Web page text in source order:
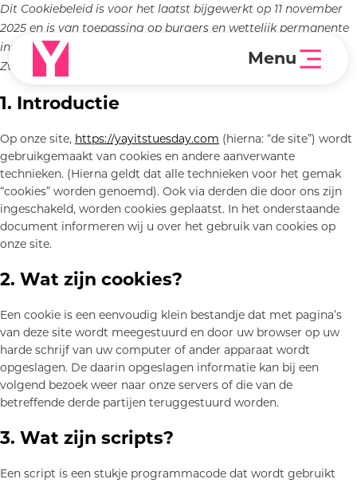
Menu
Dit Cookiebeleid is voor het laatst bijgewerkt op 11 november
2025 en is van toepassing op burgers en wettelijk permanente
inwoners van de Europese Economische Ruimte en
Zwitserland.
1. Introductie
Op onze site, https://yayitstuesday.com (hierna: “de site”) wordt
gebruikgemaakt van cookies en andere aanverwante
technieken. (Hierna geldt dat alle technieken voor het gemak
“cookies” worden genoemd). Ook via derden die door ons zijn
ingeschakeld, worden cookies geplaatst. In het onderstaande
document informeren wij u over het gebruik van cookies op
onze site.
2. Wat zijn cookies?
Een cookie is een eenvoudig klein bestandje dat met pagina’s
van deze site wordt meegestuurd en door uw browser op uw
harde schrijf van uw computer of ander apparaat wordt
opgeslagen. De daarin opgeslagen informatie kan bij een
volgend bezoek weer naar onze servers of die van de
betreffende derde partijen teruggestuurd worden.
3. Wat zijn scripts?
Een script is een stukje programmacode dat wordt gebruikt